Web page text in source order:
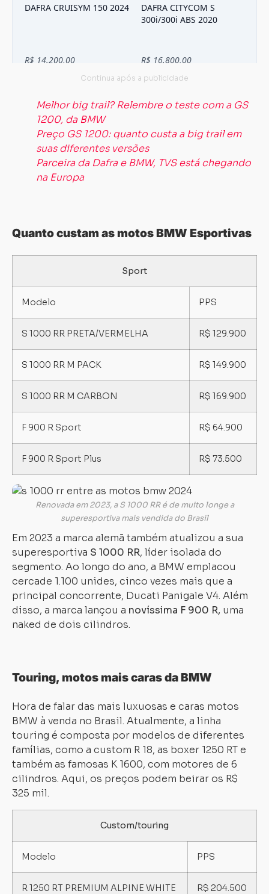
Melhor big trail? Relembre o teste com a GS
1200, da BMW
Preço GS 1200: quanto custa a big trail em
suas diferentes versões
Parceira da Dafra e BMW, TVS está chegando
na Europa
Quanto custam as motos BMW Esportivas
Sport
Modelo PPS
S 1000 RR PRETA/VERMELHA R$ 129.900
S 1000 RR M PACK R$ 149.900
S 1000 RR M CARBON R$ 169.900
F 900 R Sport R$ 64.900
F 900 R Sport Plus R$ 73.500
Renovada em 2023, a S 1000 RR é de muito longe a
superesportiva mais vendida do Brasil
Em 2023 a marca alemã também atualizou a sua
superesportiva S 1000 RR, líder isolada do
segmento. Ao longo do ano, a BMW emplacou
cercade 1.100 unides, cinco vezes mais que a
principal concorrente, Ducati Panigale V4. Além
disso, a marca lançou a novíssima F 900 R, uma
naked de dois cilindros.
Touring, motos mais caras da BMW
Hora de falar das mais luxuosas e caras motos
BMW à venda no Brasil. Atualmente, a linha
touring é composta por modelos de diferentes
famílias, como a custom R 18, as boxer 1250 RT e
também as famosas K 1600, com motores de 6
cilindros. Aqui, os preços podem beirar os R$
325 mil.
Custom/touring
Modelo PPS
R 1250 RT PREMIUM ALPINE WHITE R$ 204.500